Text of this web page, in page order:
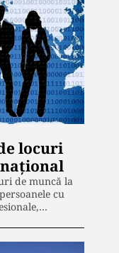
locuri
de muncă la
cu